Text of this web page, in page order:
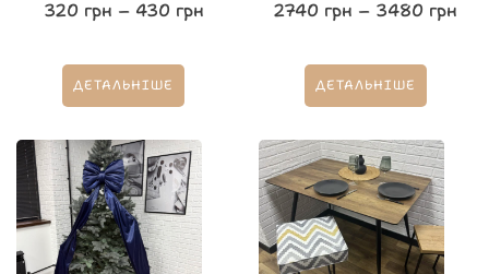
320 грн – 430 грн
ДЕТАЛЬНІШЕ
2740 грн – 3480 грн
ДЕТАЛЬНІШЕ